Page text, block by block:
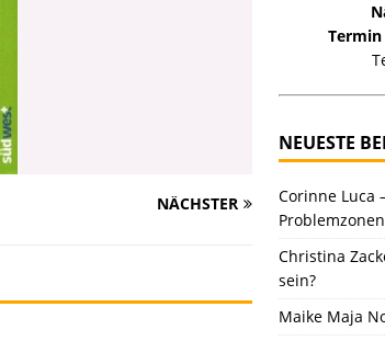
NÄCHSTER
NEUESTE
Corinne Luca
Christina
sein?
Maike Maja